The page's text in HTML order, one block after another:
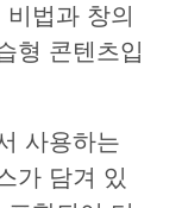
법과 창의
형 콘텐츠입
사용하는
가 담겨 있